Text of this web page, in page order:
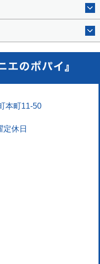
本町11-50
休日